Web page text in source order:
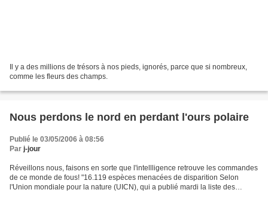
Il y a des millions de trésors à nos pieds, ignorés, parce que si nombreux,
comme les fleurs des champs.
Nous perdons le nord en perdant l'ours polaire
Publié le 03/05/2006 à 08:56
Par j-jour
Réveillons nous, faisons en sorte que l'intellligence retrouve les commandes
de ce monde de fous! "16.119 espèces menacées de disparition Selon
l'Union mondiale pour la nature (UICN), qui a publié mardi la liste des